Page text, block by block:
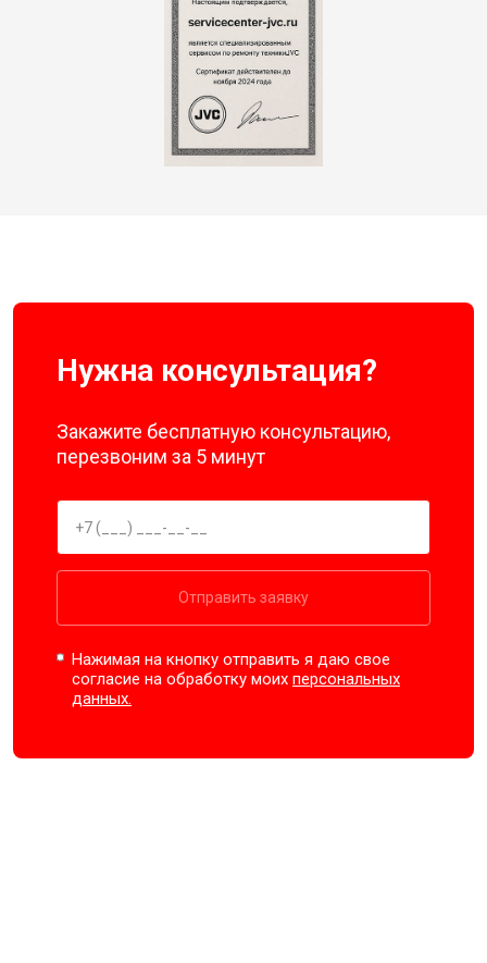
Нужна консультация?
Закажите бесплатную консультацию,
перезвоним за 5 минут
Отправить заявку
Нажимая на кнопку отправить я даю свое
согласие на обработку моихперсональных
данных.